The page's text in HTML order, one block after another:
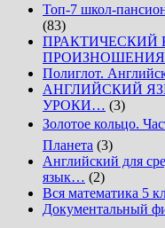
Топ-7 школ-
(83)
ПРАКТИЧЕСКИЙ
Полиглот.
АНГЛИЙСКИЙ
УРОКИ… (3)
Золотое кольцо.
Планета (3)
Английский для
язык… (2)
Вся математика 5
Документальный